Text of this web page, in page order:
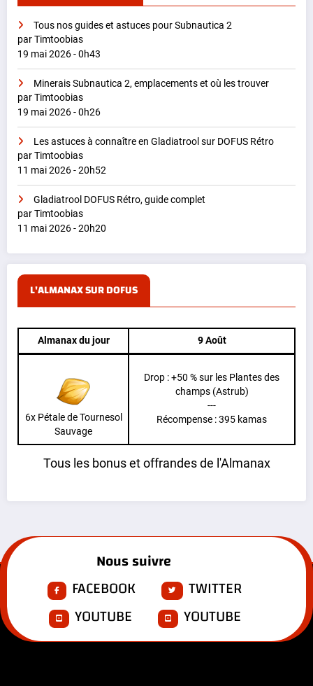
Tous nos guides et astuces pour Subnautica 2
par Timtoobias
19 mai 2026 - 0h43
Minerais Subnautica 2, emplacements et où les trouver
par Timtoobias
19 mai 2026 - 0h26
Les astuces à connaître en Gladiatrool sur DOFUS Rétro
par Timtoobias
11 mai 2026 - 20h52
Gladiatrool DOFUS Rétro, guide complet
par Timtoobias
11 mai 2026 - 20h20
L'ALMANAX SUR DOFUS
Almanax du jour 9 Août
6x Pétale de Tournesol
Sauvage
Drop : +50 % sur les Plantes des
champs (Astrub)
---
Récompense : 395 kamas
Tous les bonus et offrandes de l'Almanax
Nous suivre
FACEBOOK
TWITTER
YOUTUBE
YOUTUBE